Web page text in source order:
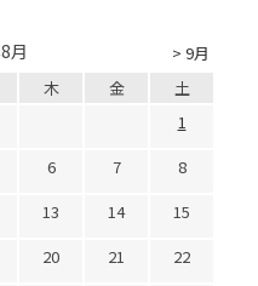
> 9月
月
木 金
土
1
6 7
8
13 14
15
20 21
22